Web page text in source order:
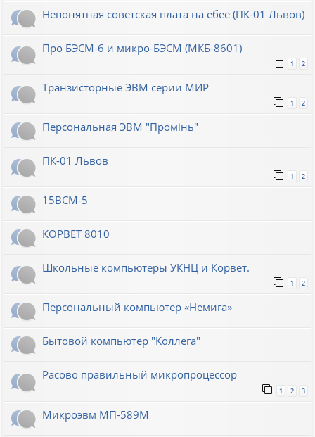
Непонятная советская плата на ебее (ПК-01 Львов)
Про БЭСМ-6 и микро-БЭСМ (МКБ-8601)
1 2
Транзисторные ЭВМ серии МИР
1 2
Персональная ЭВМ "Промiнь"
ПК-01 Львов
1 2
15ВСМ-5
КОРВЕТ 8010
Школьные компьютеры УКНЦ и Корвет.
1 2
Персональный компьютер «Немига»
Бытовой компьютер "Коллега"
Расово правильный микропроцессор
1 2 3
Микроэвм МП-589М